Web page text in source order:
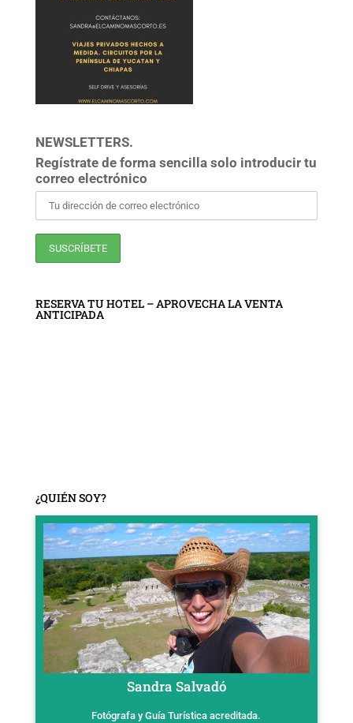
NEWSLETTERS.
Regístrate de forma sencilla solo introducir tu
correo electrónico
RESERVA TU HOTEL – APROVECHA LA VENTA
ANTICIPADA
¿QUIÉN SOY?
Sandra Salvadó
Fotógrafa y Guía Turística acreditada.